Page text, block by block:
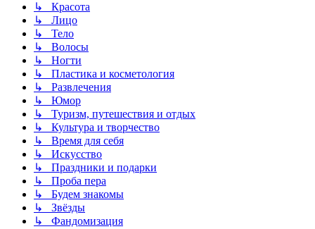
↳ Красота
↳ Лицо
↳ Тело
↳ Волосы
↳ Ногти
↳ Пластика и косметология
↳ Развлечения
↳ Юмор
↳ Туризм, путешествия и отдых
↳ Культура и творчество
↳ Время для себя
↳ Искусство
↳ Праздники и подарки
↳ Проба пера
↳ Будем знакомы
↳ Звёзды
↳ Фандомизация